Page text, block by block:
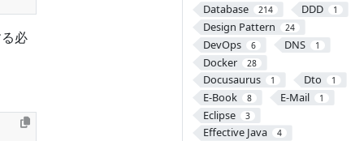
Database 214 DDD 1
Design Pattern 24
DevOps 6 DNS 1
Docker 28
Docusaurus 1 Dto 1
E-Book 8 E-Mail 1
Eclipse 3
Effective Java 4
必